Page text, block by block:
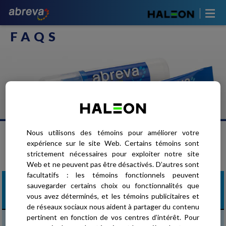
ABREVA
FAQS
QUAND UTILISER ABREVA
Trouvez des réponses aux questions les plus fréquentes sur la crème
abreva, les directives de traitement des feux sauvages et plus encore.
QUAND DOIS-JE UTILISER ABREVA?
Nous utilisons des témoins pour améliorer votre
expérience sur le site Web. Certains témoins sont
strictement nécessaires pour exploiter notre site
Web et ne peuvent pas être désactivés. D’autres sont
facultatifs : les témoins fonctionnels peuvent
sauvegarder certains choix ou fonctionnalités que
vous avez déterminés, et les témoins publicitaires et
de réseaux sociaux nous aident à partager du contenu
pertinent en fonction de vos centres d’intérêt. Pour